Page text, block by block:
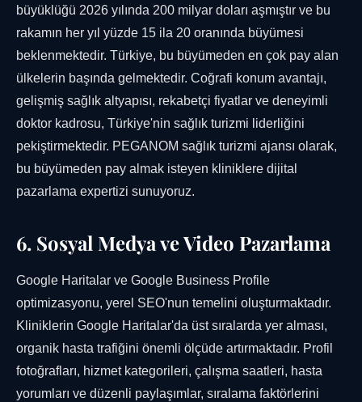
büyüklüğü 2026 yılında 200 milyar doları aşmıştır ve bu
rakamın her yıl yüzde 15 ila 20 oranında büyümesi
beklenmektedir. Türkiye, bu büyümeden en çok pay alan
ülkelerin başında gelmektedir. Coğrafi konum avantajı,
gelişmiş sağlık altyapısı, rekabetçi fiyatlar ve deneyimli
doktor kadrosu, Türkiye'nin sağlık turizmi liderliğini
pekiştirmektedir. PEGANOM sağlık turizmi ajansı olarak,
bu büyümeden pay almak isteyen kliniklere dijital
pazarlama expertizi sunuyoruz.
6. Sosyal Medya ve Video Pazarlama
Google Haritalar ve Google Business Profile
optimizasyonu, yerel SEO'nun temelini oluşturmaktadır.
Kliniklerin Google Haritalar'da üst sıralarda yer alması,
organik hasta trafiğini önemli ölçüde artırmaktadır. Profil
fotoğrafları, hizmet kategorileri, çalışma saatleri, hasta
yorumları ve düzenli paylaşımlar, sıralama faktörlerini